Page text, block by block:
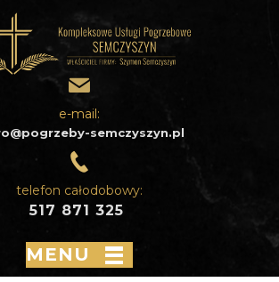
e-mail:
semczyszyn.pl
telefon całodobowy:
517 871 325
MENU